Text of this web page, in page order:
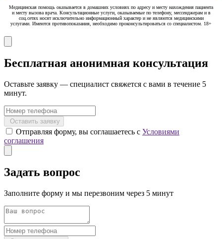
Медицинская помощь оказывается в домашних условиях по адресу и месту нахождения пациента
и месту вызова врача. Консультационные услуги, оказываемые по телефону, мессенджерам и в
соц.сетях носят исключительно информационный характер и не являются медицинскими
услугами. Имеются противопоказания, необходимо проконсультироваться со специалистом. 18+
Бесплатная анонимная консультация
Оставьте заявку — специалист свяжется с вами в течение 5
минут.
Оставить заявку
Отправляя форму, вы соглашаетесь с Условиями
соглашения
Задать вопрос
Заполните форму и мы перезвоним через 5 минут